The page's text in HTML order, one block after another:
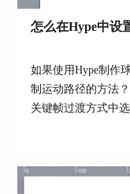
style=“样式1: 值
式。这里特别注
用分号区隔。具
怎么在Hype中设
如果使用Hype制作
制运动路径的方法
关键帧过渡方式中